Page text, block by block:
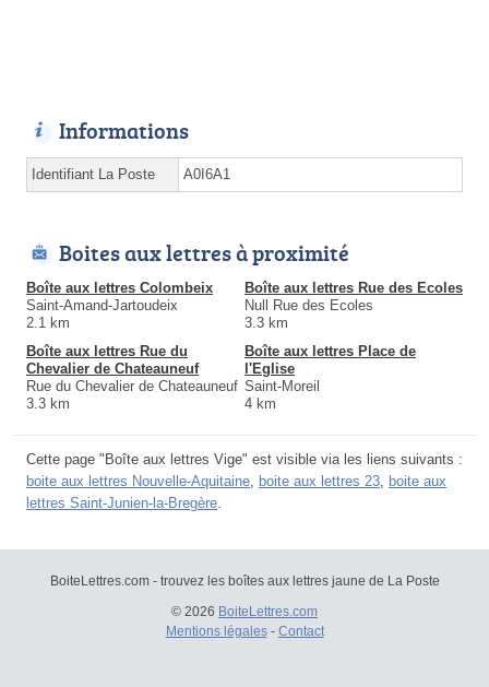
Informations
Identifiant La Poste A0I6A1
Boites aux lettres à proximité
Boîte aux lettres Colombeix
Saint-Amand-Jartoudeix
2.1 km
Boîte aux lettres Rue des Ecoles
Null Rue des Ecoles
3.3 km
Boîte aux lettres Rue du
Chevalier de Chateauneuf
Rue du Chevalier de Chateauneuf
3.3 km
Boîte aux lettres Place de
l'Eglise
Saint-Moreil
4 km
Cette page "Boîte aux lettres Vige" est visible via les liens suivants :
boite aux lettres Nouvelle-Aquitaine boite aux lettres 23 boite aux
lettres Saint-Junien-la-Bregère
BoiteLettres.com - trouvez les boîtes aux lettres jaune de La Poste
© 2026 BoiteLettres.com
Mentions légales- Contact